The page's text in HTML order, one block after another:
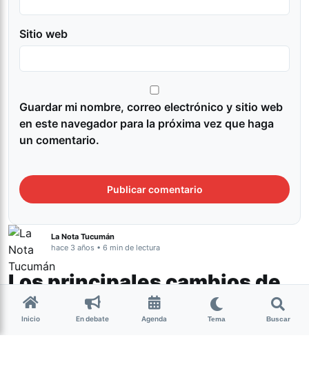
Sitio web
Guardar mi nombre, correo electrónico y sitio web
en este navegador para la próxima vez que haga
un comentario.
La Nota Tucumán
hace 3 años • 6 min de lectura
Los principales cambios de
la nueva versión del
proyecto de ley “Bases”
Inicio En debate Agenda Tema Buscar